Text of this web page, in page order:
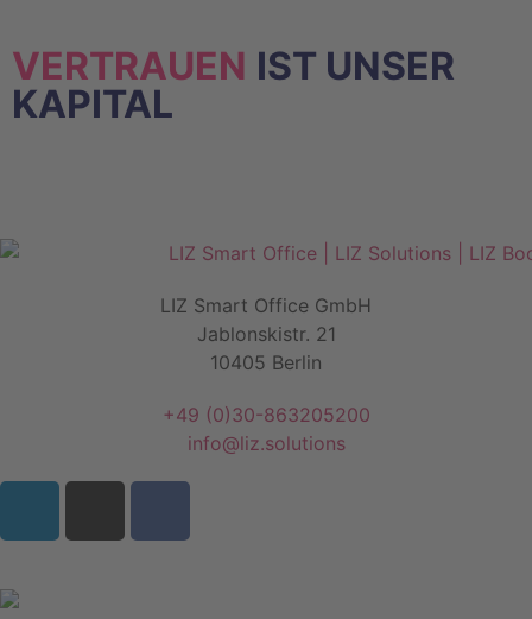
VERTRAUEN IST UNSER
KAPITAL
LIZ Smart Office GmbH
Jablonskistr. 21
10405 Berlin
+49 (0)30-863205200
info@liz.solutions